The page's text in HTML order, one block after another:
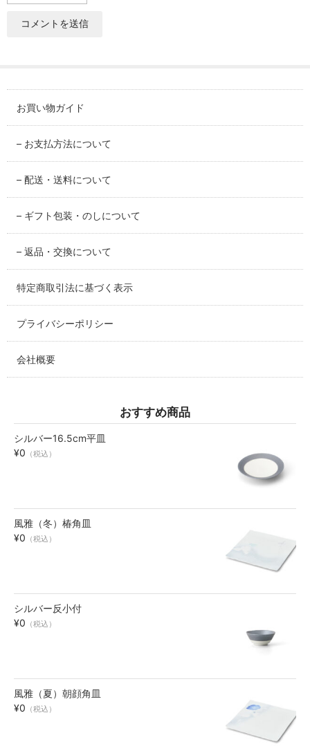
SOMENISHIKI-GRAPES
ペンダントルーペ
MAGNIFIER
カテゴリ別
bowl
湯呑・コップ
cup
モーニングセット
morning set
アクセサリー
accessory
お買い物ガイド
お買い物ガイド
– お支払方法について
– 配送・送料について
– ギフト包装・のしについて
– 返品・交換について
特定商取引法に基づく表示
プライバシーポリシー
会社概要
おすすめ商品
シルバー16.5cm平皿
¥0 （税込）
風雅（冬）椿角皿
¥0 （税込）
シルバー反小付
¥0 （税込）
風雅（夏）朝顔角皿
¥0 （税込）